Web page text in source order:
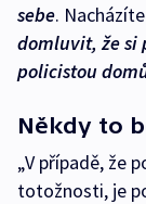
sebe.
domluvit, že si
policistou
Někdy to
„V případě, že
totožnosti, je